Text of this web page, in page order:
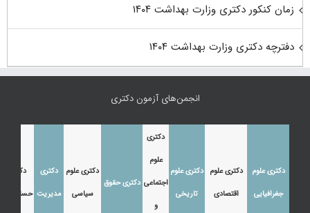
زمان کنکور دکتری وزارت بهداشت ۱۴۰۴
دفترچه دکتری وزارت بهداشت ۱۴۰۴
انجمن‌های آزمون دکتری
دکتری علوم
جغرافیایی
دکتری علوم
اقتصادی
دکتری علوم
تاریخی
دکتری
علوم
اجتماعی
و
دکتری حقوق
دکتری علوم
سیاسی
دکتری
مدیریت
دکتری
حسابداری